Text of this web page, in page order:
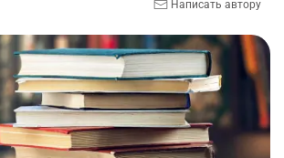
Написать автору